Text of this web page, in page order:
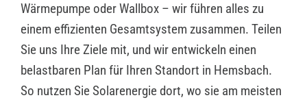
Wärmepumpe oder Wallbox – wir führen alles zu
einem effizienten Gesamtsystem zusammen. Teilen
Sie uns Ihre Ziele mit, und wir entwickeln einen
belastbaren Plan für Ihren Standort in Hemsbach.
So nutzen Sie Solarenergie dort, wo sie am meisten